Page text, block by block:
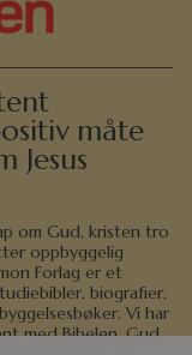
måte
Jesus
om Gud, kristen tro
oppbyggelig
Forlag er et
biografier,
Vi har
med Bibelen, Gud